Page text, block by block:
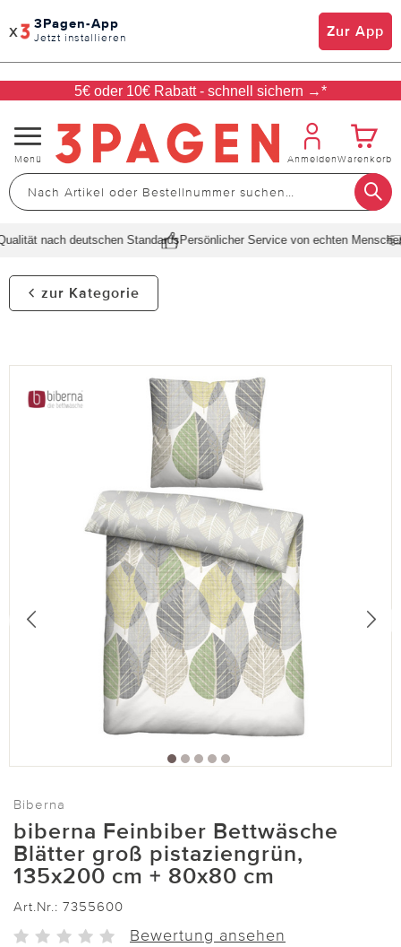
x 3Pagen-App
Jetzt installieren Zur App
5€ oder 10€ Rabatt - schnell sichern →*
Navigation
umschalten
Menü AnmeldenWarenkorb
nach deutschen StandardsPersönlicher Service von echten Menschen
zur Kategorie
Biberna
biberna Feinbiber Bettwäsche
Blätter groß pistaziengrün,
135x200 cm + 80x80 cm
Art.Nr.: 7355600
Bewertung ansehen